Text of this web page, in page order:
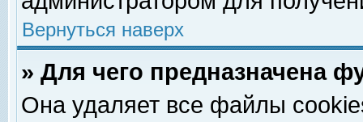
Вернуться наверх
» Для чего предназначена
Она удаляет все файлы